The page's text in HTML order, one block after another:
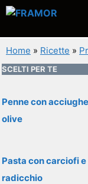
Vai
contenuto
Home » Ricette »
SCELTI PER TE
Penne con
olive
Pasta con carciofi e
radicchio